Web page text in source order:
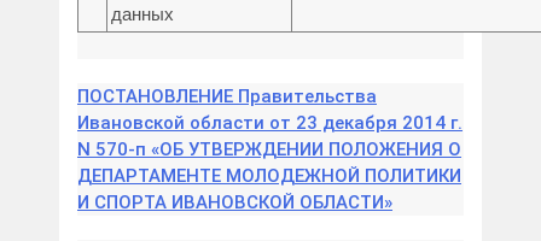
данных
ПОСТАНОВЛЕНИЕ Правительства
Ивановской области от 23 декабря 2014 г.
N 570-п «ОБ УТВЕРЖДЕНИИ ПОЛОЖЕНИЯ О
ДЕПАРТАМЕНТЕ МОЛОДЕЖНОЙ ПОЛИТИКИ
И СПОРТА ИВАНОВСКОЙ ОБЛАСТИ»